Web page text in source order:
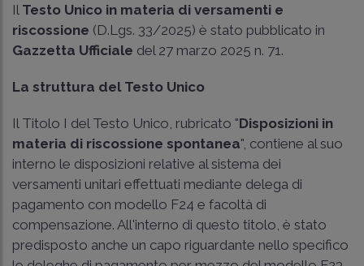
Il Testo Unico in materia di versamenti e
riscossione (D.Lgs. 33/2025) è stato pubblicato in
Gazzetta Ufficiale del 27 marzo 2025 n. 71.
La struttura del Testo Unico
Il Titolo I del Testo Unico, rubricato "Disposizioni in
materia di riscossione spontanea", contiene al suo
interno le disposizioni relative al sistema dei
versamenti unitari effettuati mediante delega di
pagamento con modello F24 e facoltà di
compensazione. All'interno di questo titolo, è stato
predisposto anche un capo riguardante nello specifico